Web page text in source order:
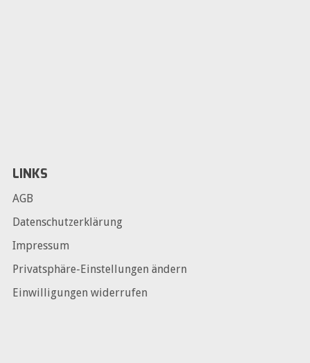
LINKS
AGB
Datenschutzerklärung
Impressum
Privatsphäre-Einstellungen ändern
Einwilligungen widerrufen